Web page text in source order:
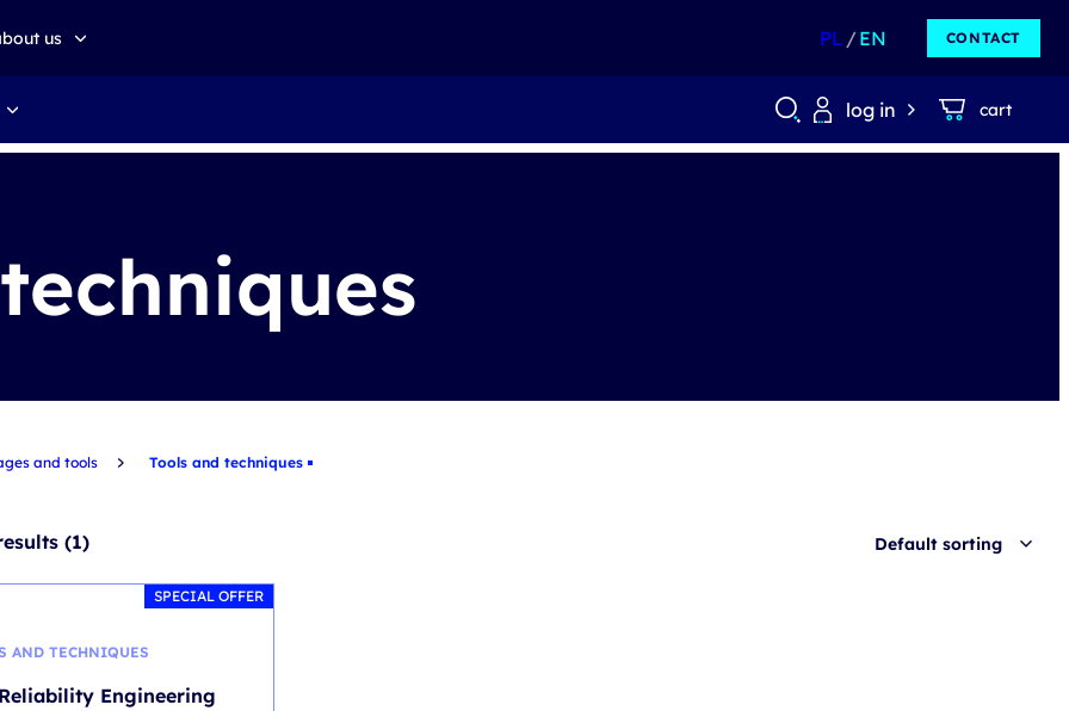
us
about altkom akademia
Sustainable development
PL EN CONTACT
log in cart
and tools Tools and techniques
(1) Default sorting
SPECIAL OFFER
AND TECHNIQUES
Engineering